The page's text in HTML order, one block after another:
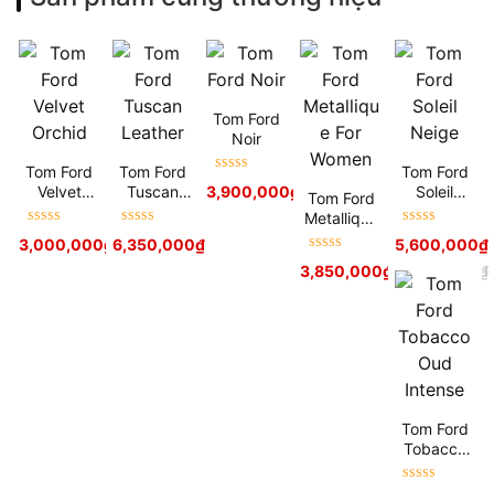
Tom Ford
Velvet
Orchid
hạng5sao
3,000,000₫
Tom Ford
Tuscan
Leather
hạng5sao
6,350,000₫
Tom Ford
Noir
hạng5sao
3,900,000₫
Tom Ford
Metallique
For Women
hạng5sao 4,100,000 ₫
3,850,000₫
Tom Ford
Soleil
Neige
hạng5sao
5,600,000₫
Tom Ford
Tobacco
Oud